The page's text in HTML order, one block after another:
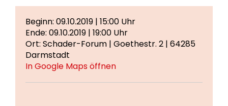
Beginn: 09.10.2019 | 15:00 Uhr
Ende: 09.10.2019 | 19:00 Uhr
Ort: Schader-Forum | Goethestr. 2 | 64285
Darmstadt
In Google Maps öffnen